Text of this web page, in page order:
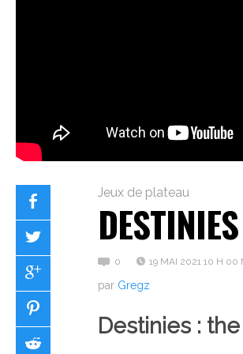
Jeux de plateau
0 19 MAI 2021 10 H 00
par Gregz
Destinies :